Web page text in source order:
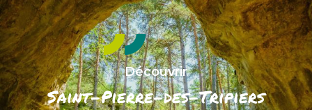
Découvrir
Saint-Pierre-des-Tripiers